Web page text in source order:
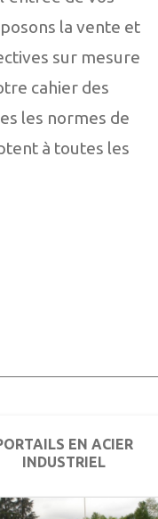
la vente et
sur mesure
cahier des
les normes de
à toutes les
EN ACIER
INDUSTRIEL